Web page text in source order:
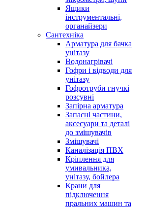
Ящики
інструментальні,
органайзери
Сантехніка
Арматура для бачка
унітазу
Водонагрівачі
Гофри і відводи для
унітазу
Гофротруби гнучкі
розсувні
Запірна арматура
Запасні частини,
аксесуари та деталі
до змішувачів
Змішувачі
Каналізація ПВХ
Кріплення для
умивальника,
унітазу, бойлера
Крани для
підключення
пральних машин та